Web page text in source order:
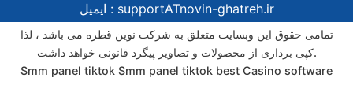
ایمیل : supportATnovin-ghatreh.ir
تمامی حقوق این وبسایت متعلق به شرکت نوین قطره می باشد ، لذا
کپی برداری از محصولات و تصاویر پیگرد قانونی خواهد داشت.
Smm panel tiktok Smm panel tiktok best Casino software